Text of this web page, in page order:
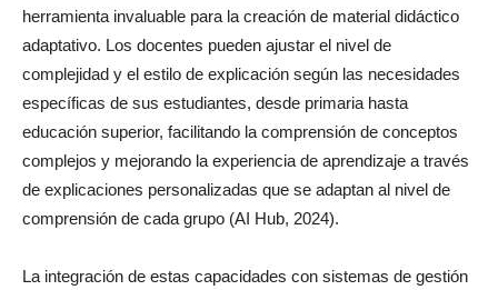
herramienta invaluable para la creación de material didáctico
adaptativo. Los docentes pueden ajustar el nivel de
complejidad y el estilo de explicación según las necesidades
específicas de sus estudiantes, desde primaria hasta
educación superior, facilitando la comprensión de conceptos
complejos y mejorando la experiencia de aprendizaje a través
de explicaciones personalizadas que se adaptan al nivel de
comprensión de cada grupo (AI Hub, 2024).
La integración de estas capacidades con sistemas de gestión